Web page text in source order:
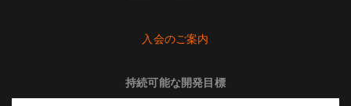
入会のご案内
持続可能な開発目標